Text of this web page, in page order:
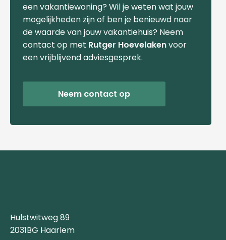
een vakantiewoning? Wil je weten wat jouw
mogelijkheden zijn of ben je benieuwd naar
de waarde van jouw vakantiehuis? Neem
contact op met Rutger Hoevelakenvoor
een vrijblijvend adviesgesprek.
Neem contact op
Hulstwitweg 89
2031BG Haarlem